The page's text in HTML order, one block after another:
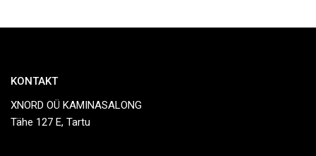
KONTAKT
XNORD OÜ KAMINASALONG
Tähe 127 E, Tartu